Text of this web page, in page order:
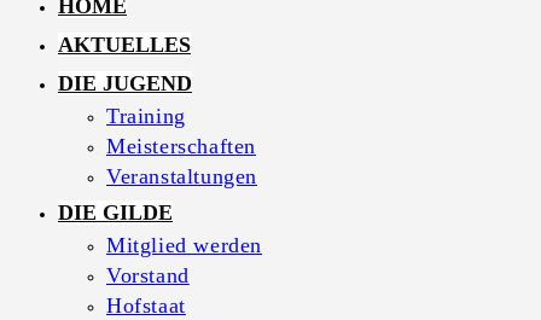
HOME
AKTUELLES
DIE JUGEND
Training
Meisterschaften
Veranstaltungen
DIE GILDE
Mitglied werden
Vorstand
Hofstaat